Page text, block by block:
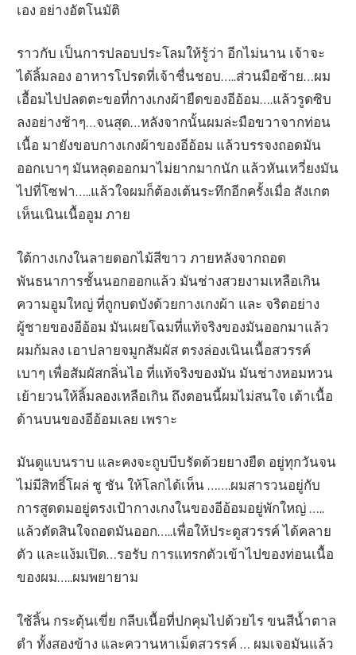
เอง อย่างอัตโนมัติ
ราวกับ เป็นการปลอบประโลมให้รู้ว่า อีกไม่นาน เจ้าจะ
ได้ลิ้มลอง อาหารโปรดที่เจ้าชื่นชอบ…..ส่วนมือซ้าย…ผม
เอื้อมไปปลดตะขอที่กางเกงผ้ายืดของอีอ้อม….แล้วรูดซิบ
ลงอย่างช้าๆ…จนสุด…หลังจากนั้นผมล่ะมือขวาจากท่อน
เนื้อ มายังขอบกางเกงผ้าของอีอ้อม แล้วบรรจงถอดมัน
ออกเบาๆ มันหลุดออกมาไม่ยากมากนัก แล้วหันเหวี่ยงมัน
ไปที่โซฟา…..แล้วใจผมก็ต้องเต้นระทึกอีกครั้งเมื่อ สังเกต
เห็นเนินเนื้ออูม ภาย
ใต้กางเกงในลายดอกไม้สีขาว ภายหลังจากถอด
พันธนาการชั้นนอกออกแล้ว มันช่างสวยงามเหลือเกิน
ความอูมใหญ่ ที่ถูกบดบังด้วยกางเกงผ้า และ จริตอย่าง
ผู้ชายของอีอ้อม มันเผยโฉมที่แท้จริงของมันออกมาแล้ว
ผมก้มลง เอาปลายจมูกสัมผัส ตรงล่องเนินเนื้อสวรรค์
เบาๆ เพื่อสัมผัสกลิ่นไอ ที่แท้จริงของมัน มันช่างหอมหวน
เย้ายวนให้ลิ้มลองเหลือเกิน ถึงตอนนี้ผมไม่สนใจ เต้าเนื้อ
ด้านบนของอีอ้อมเลย เพราะ
มันดูแบนราบ และคงจะถูบบีบรัดด้วยยางยืด อยู่ทุกวันจน
ไม่มีสิทธิ์โผล่ ชู ชัน ให้โลกได้เห็น …….ผมสารวนอยู่กับ
การสูดดมอยู่ตรงเป้ากางเกงในของอีอ้อมอยู่พักใหญ่ …..
แล้วตัดสินใจถอดมันออก…..เพื่อให้ประตูสวรรค์ ได้คลาย
ตัว และแง้มเปิด…รอรับ การแทรกตัวเข้าไปของท่อนเนื้อ
ของผม…..ผมพยายาม
ใช้ลิ้น กระตุ้นเขี่ย กลีบเนื้อที่ปกคุมไปด้วยไร ขนสีน้ำตาล
ดำ ทั้งสองข้าง และควานหาเม็ดสวรรค์ … ผมเจอมันแล้ว